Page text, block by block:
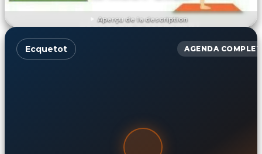
Aperçu de la description
DÉCOUVRIR L'ÉVÉNEMENT
Ecquetot AGENDA COMPLET